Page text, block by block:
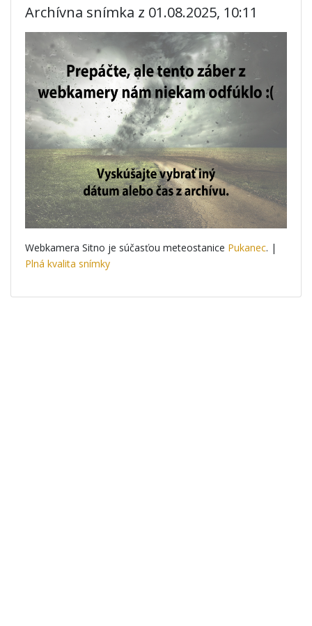
Archívna snímka z 01.08.2025, 10:11
Webkamera Sitno je súčasťou meteostanice Pukanec. |
Plná kvalita snímky